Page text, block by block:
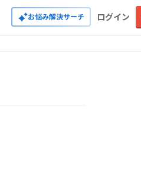
お悩み解決サーチ ログイン